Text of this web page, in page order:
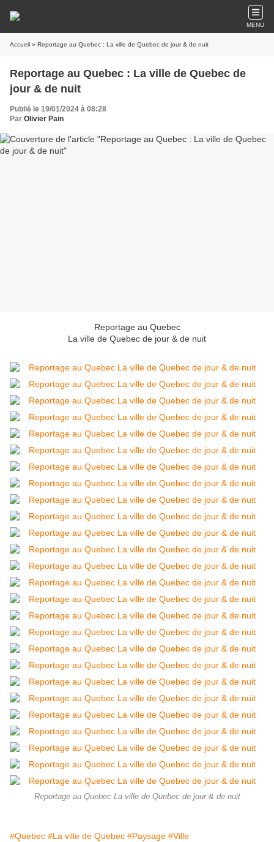
MENU
Accueil » Reportage au Quebec : La ville de Quebec de jour & de nuit
Reportage au Quebec : La ville de Quebec de
jour & de nuit
Publié le 19/01/2024 à 08:28
Par Olivier Pain
Reportage au Quebec
La ville de Quebec de jour & de nuit
Reportage au Quebec La ville de Quebec de jour & de nuit
#Quebec #La ville de Quebec #Paysage #Ville